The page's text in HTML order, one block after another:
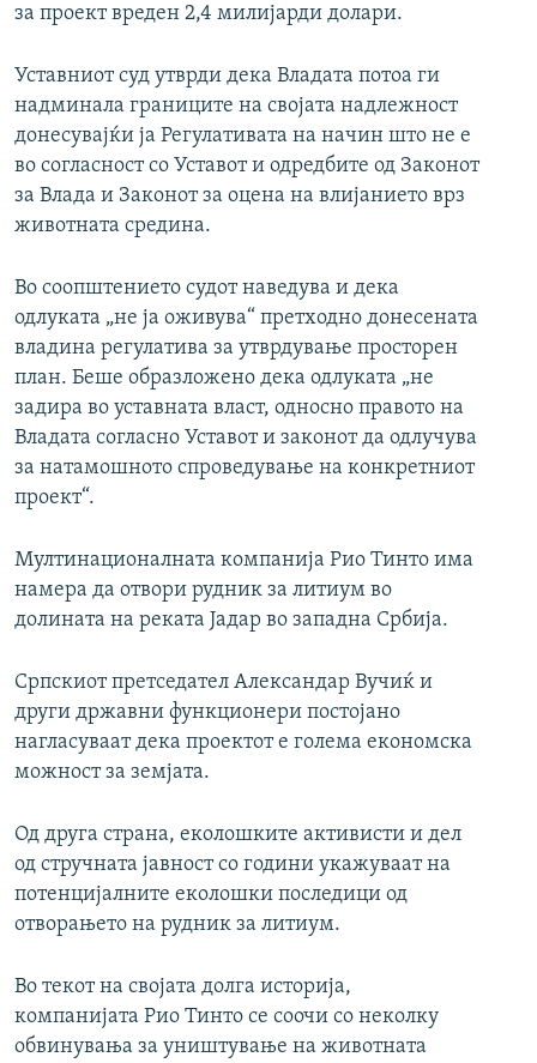
за проект вреден 2,4 милијарди долари.
Уставниот суд утврди дека Владата потоа ги
надминала границите на својата надлежност
донесувајќи ја Регулативата на начин што не е
во согласност со Уставот и одредбите од Законот
за Влада и Законот за оцена на влијанието врз
животната средина.
Во соопштението судот наведува и дека
одлуката „не ја оживува“ претходно донесената
владина регулатива за утврдување просторен
план. Беше образложено дека одлуката „не
задира во уставната власт, односно правото на
Владата согласно Уставот и законот да одлучува
за натамошното спроведување на конкретниот
проект“.
Мултинационалната компанија Рио Тинто има
намера да отвори рудник за литиум во
долината на реката Јадар во западна Србија.
Српскиот претседател Александар Вучиќ и
други државни функционери постојано
нагласуваат дека проектот е голема економска
можност за земјата.
Од друга страна, еколошките активисти и дел
од стручната јавност со години укажуваат на
потенцијалните еколошки последици од
отворањето на рудник за литиум.
Во текот на својата долга историја,
компанијата Рио Тинто се соочи со неколку
обвинувања за уништување на животната